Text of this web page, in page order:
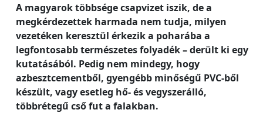
A magyarok többsége csapvizet iszik, de a
megkérdezettek harmada nem tudja, milyen
vezetéken keresztül érkezik a poharába a
legfontosabb természetes folyadék – derült ki egy
kutatásából. Pedig nem mindegy, hogy
azbesztcementből, gyengébb minőségű PVC-ből
készült, vagy esetleg hő- és vegyszerálló,
többrétegű cső fut a falakban.